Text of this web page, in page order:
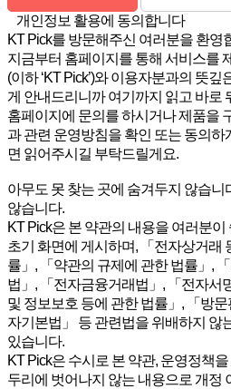
개인정보 활용에 동의합니다
KT Pick를 방문해주신 여러분을 환영
지금부터 홈페이지를 통해 서비스를
(이하 ‘KT Pick’)와 이용자분과의 뜻
게 안내드리니까 여기까지 읽고 바로
홈페이지에 문의를 하시거나 제품을
과 관련 운영방침을 확인 또는 동의하
면 읽어주시길 부탁드릴게요.
아무도 못 찾는 곳에 숨겨두지 않습니
않습니다.
KT Pick은 본 약관의 내용을 여러분
초기 화면에 게시하며, 「전자상거래
률」, 「약관의 규제에 관한 법률」,
법」, 「전자금융거래법」, 「전자서
및 정보보호 등에 관한 법률」, 「방
자기본법」 등 관련법을 위배하지 않
있습니다.
KT Pick은 수시로 본 약관, 운영정책
두리에 벗어나지 않는 내용으로 개정